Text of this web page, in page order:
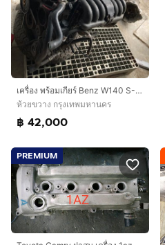
เครื่อง พร้อมเกียร์ Benz W140 S-Class S320 เครื่องยนต์ 3,200 ซีซี 6 สูบ
ห้วยขวาง กรุงเทพมหานคร
฿ 42,000
PREMIUM